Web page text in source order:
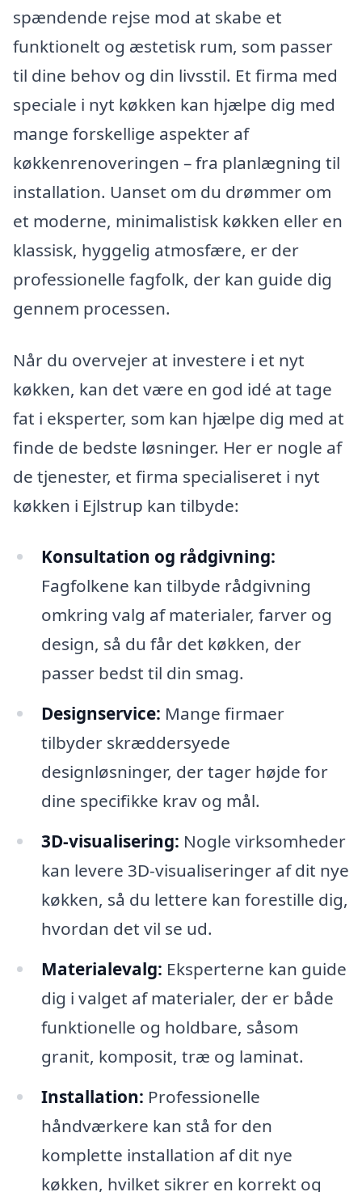
spændende rejse mod at skabe et
funktionelt og æstetisk rum, som passer
til dine behov og din livsstil. Et firma med
speciale i nyt køkken kan hjælpe dig med
mange forskellige aspekter af
køkkenrenoveringen – fra planlægning til
installation. Uanset om du drømmer om
et moderne, minimalistisk køkken eller en
klassisk, hyggelig atmosfære, er der
professionelle fagfolk, der kan guide dig
gennem processen.
Når du overvejer at investere i et nyt
køkken, kan det være en god idé at tage
fat i eksperter, som kan hjælpe dig med at
finde de bedste løsninger. Her er nogle af
de tjenester, et firma specialiseret i nyt
køkken i Ejlstrup kan tilbyde:
Konsultation og rådgivning:
Fagfolkene kan tilbyde rådgivning
omkring valg af materialer, farver og
design, så du får det køkken, der
passer bedst til din smag.
Designservice: Mange firmaer
tilbyder skræddersyede
designløsninger, der tager højde for
dine specifikke krav og mål.
3D-visualisering: Nogle virksomheder
kan levere 3D-visualiseringer af dit nye
køkken, så du lettere kan forestille dig,
hvordan det vil se ud.
Materialevalg: Eksperterne kan guide
dig i valget af materialer, der er både
funktionelle og holdbare, såsom
granit, komposit, træ og laminat.
Installation: Professionelle
håndværkere kan stå for den
komplette installation af dit nye
køkken, hvilket sikrer en korrekt og